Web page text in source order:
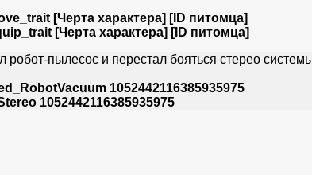
[Черта характера] [ID питомца]
[Черта характера] [ID питомца]
пылесос и перестал бояться стерео
1052442116385935975
1052442116385935975